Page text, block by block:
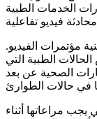
الخدمات الطبية
مؤتمرات الفيديو.
الطبية التي
الصحية عن بعد
يجب مراعاتها أثناء